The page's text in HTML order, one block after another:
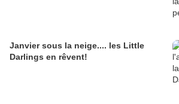
Janvier sous la neige.... les Little
Darlings en rêvent!